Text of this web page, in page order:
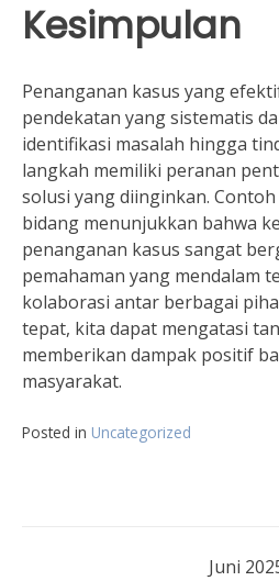
Kesimpulan
Penanganan kasus yang
pendekatan yang sistematis
identifikasi masalah hingga
langkah memiliki peranan
solusi yang diinginkan.
bidang menunjukkan bahwa
penanganan kasus sangat
pemahaman yang mendalam
kolaborasi antar berbagai
tepat, kita dapat mengatasi
memberikan dampak positif
masyarakat.
Posted in Uncategorized
Juni